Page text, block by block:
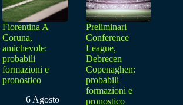
Fiorentina A
Coruna,
amichevole:
probabili
formazioni e
pronostico
6 Agosto
Preliminari
Conference
League,
Debrecen
Copenaghen:
probabili
formazioni e
pronostico